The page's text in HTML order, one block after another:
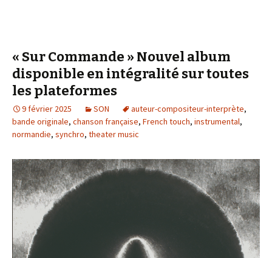
« Sur Commande » Nouvel album
disponible en intégralité sur toutes
les plateformes
9 février 2025 SON auteur-compositeur-interprète,
bande originale, chanson française, French touch, instrumental,
normandie, synchro, theater music